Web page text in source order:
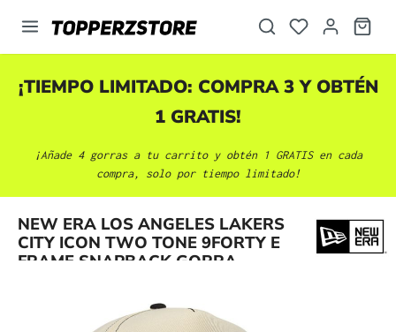
principal
¡TIEMPO LIMITADO: COMPRA 3 Y OBTÉN
1 GRATIS!
¡Añade 4 gorras a tu carrito y obtén 1 GRATIS en cada
compra, solo por tiempo limitado!
NEW ERA LOS ANGELES LAKERS
CITY ICON TWO TONE 9FORTY E
FRAME SNAPBACK GORRA
Omitir galería de imágenes